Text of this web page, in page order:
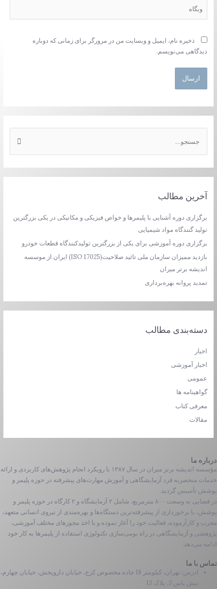
ذخیره نام، ایمیل و وبسایت من در مرورگر برای زمانی که دوباره
دیدگاهی می‌نویسم.
س
ت
ج
و
ر
ا
آخرین مطالب
برگزاری دوره آشنایی با پلیمرها و خواص فیزیکی و مکانیکی در یکی بزرگترین
تولید گنندگاه مواد شیمیایی
برگزاری دوره آموزشی برای یکی از بزرگترین تولیدکنندگاه قطعات خودرو
بازدید ممیزان سازمان ملی تائید صلاحیت(ISO 17025) ایران از موسسه
اندیشه برتر میران
تمدید پروانه بهره‌برداری
دسته‌بندی مطالب
اخبار
اخبار آموزشی
عمومی
گواهینامه ها
معرفی کتاب
مقالات
درباره ما
مؤسسه اندیشه برتر میران در سال ۱۳۸۷ با رویکرد انجام پژوهش‌های کاربردی و ارائه
خدمات منحصربه فرد آزمایشگاهی و آموزش مهارت­‌های پیشرفته در حوزه پلیمر و
پوشش تأسیس گردید.
در فضایی به وسعت ۸۰۰ مترمربع، شامل ۲ آزمایشگاه و ۲ کارگاه در حوزه پلیمر و
پوشش، با برخورداری از پیشرفته‌ترین دستگاه‌­ها و بهره­‌مندی از نیروی انسانی متعهد،
مجرب و کارآزموده، فعالیت خود را آغاز نموده و با اخذ مجوزهای مختلف آموزشی،
پژوهشی و آزمایشگاهی در راه بومی‌سازی تکنولوژی استفاده از پلیمرها به کار خود
ادامه می‌دهد.
تماس با ما
ادرس: تهران، کیلومتر 18 جاده مخصوص کرج، خیابان داروپخش، خیابان چهارم،
نبش یاس 3، پلاک 13